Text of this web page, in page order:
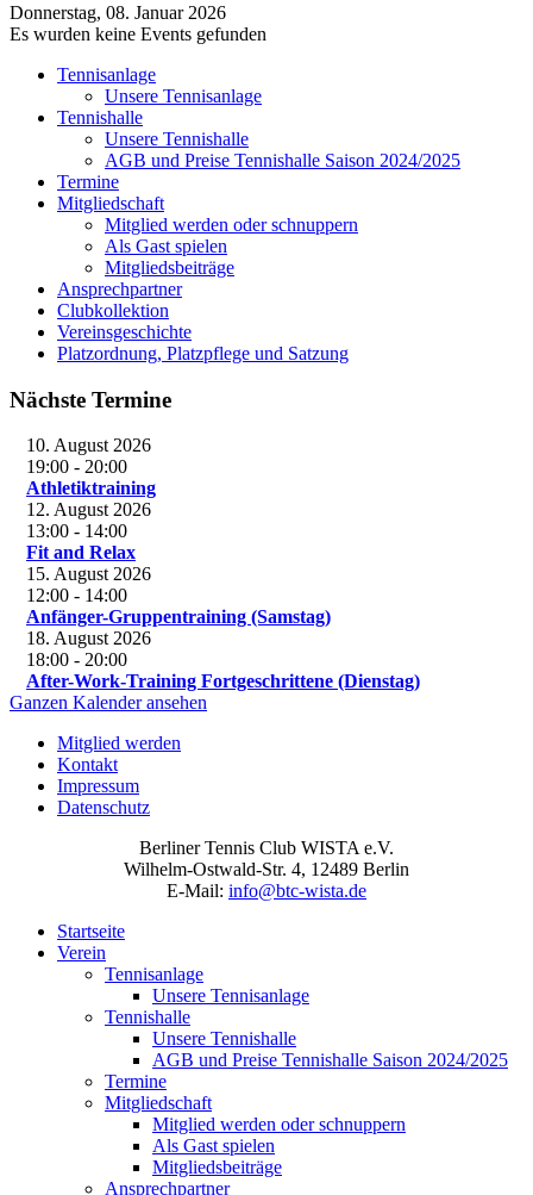
Donnerstag, 08. Januar 2026
Es wurden keine Events gefunden
Tennisanlage
Unsere Tennisanlage
Tennishalle
Unsere Tennishalle
AGB und Preise Tennishalle Saison 2024/2025
Termine
Mitgliedschaft
Mitglied werden oder schnuppern
Als Gast spielen
Mitgliedsbeiträge
Ansprechpartner
Clubkollektion
Vereinsgeschichte
Platzordnung, Platzpflege und Satzung
Nächste Termine
10. August 2026
19:00 - 20:00
Athletiktraining
12. August 2026
13:00 - 14:00
Fit and Relax
15. August 2026
12:00 - 14:00
Anfänger-Gruppentraining (Samstag)
18. August 2026
18:00 - 20:00
After-Work-Training Fortgeschrittene (Dienstag)
Ganzen Kalender ansehen
Mitglied werden
Kontakt
Impressum
Datenschutz
Berliner Tennis Club WISTA e.V.
Wilhelm-Ostwald-Str. 4, 12489 Berlin
E-Mail: info@btc-wista.de
Startseite
Verein
Tennisanlage
Unsere Tennisanlage
Tennishalle
Unsere Tennishalle
AGB und Preise Tennishalle Saison 2024/2025
Termine
Mitgliedschaft
Mitglied werden oder schnuppern
Als Gast spielen
Mitgliedsbeiträge
Ansprechpartner